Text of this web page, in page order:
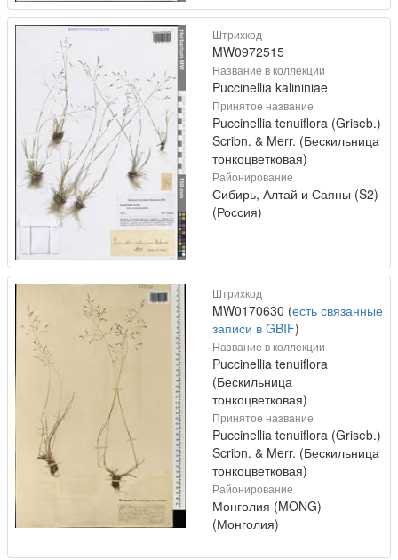
Штрихкод
MW0972515
Название в коллекции
Puccinellia kalininiae
Принятое название
Puccinellia tenuiflora (Griseb.)
Scribn. & Merr. (Бескильница
тонкоцветковая)
Районирование
Сибирь, Алтай и Саяны (S2)
(Россия)
Штрихкод
MW0170630 (есть связанные
записи в GBIF)
Название в коллекции
Puccinellia tenuiflora
(Бескильница
тонкоцветковая)
Принятое название
Puccinellia tenuiflora (Griseb.)
Scribn. & Merr. (Бескильница
тонкоцветковая)
Районирование
Монголия (MONG)
(Монголия)